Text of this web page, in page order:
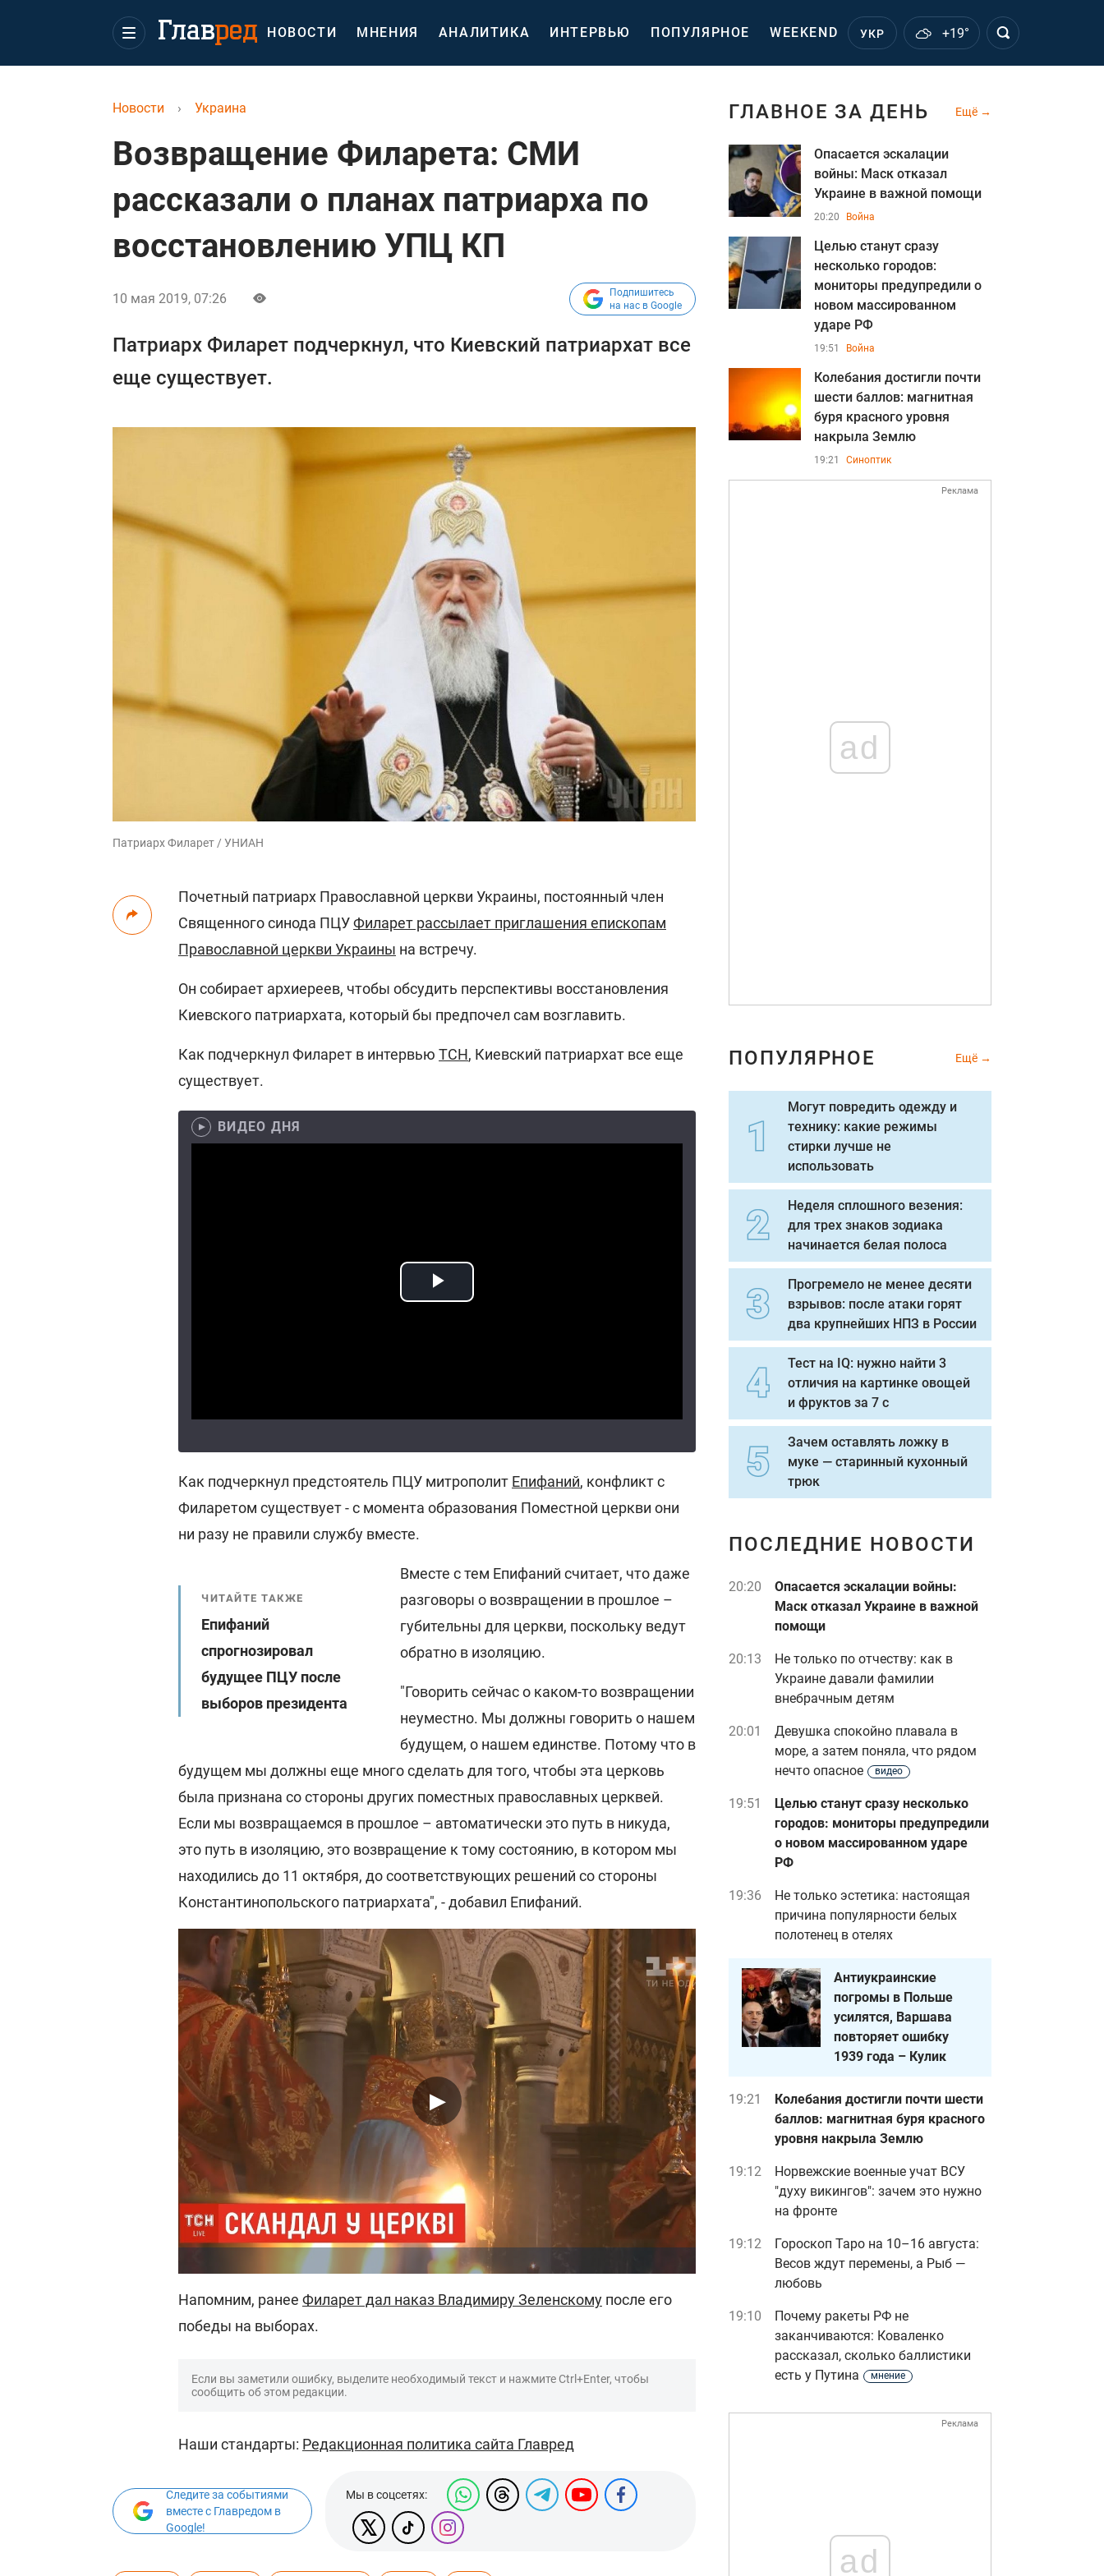
НОВОСТИ МНЕНИЯ АНАЛИТИКА ИНТЕРВЬЮ ПОПУЛЯРНОЕ WEEKEND УКР +19°
Новости › Украина
Возвращение Филарета: СМИ
рассказали о планах патриарха по
восстановлению УПЦ КП
10 мая 2019, 07:26
Подпишитесь
на нас в Google
Патриарх Филарет подчеркнул, что Киевский патриархат все
еще существует.
Патриарх Филарет / УНИАН
Почетный патриарх Православной церкви Украины, постоянный член
Священного синода ПЦУФиларет рассылает приглашения епископам
Православной церкви Украины на встречу.
Он собирает архиереев, чтобы обсудить перспективы восстановления
Киевского патриархата, который бы предпочел сам возглавить.
Как подчеркнул Филарет в интервью ТСН, Киевский патриархат все еще
существует.
ВИДЕО ДНЯ
Как подчеркнул предстоятель ПЦУ митрополит Епифаний, конфликт с
Филаретом существует - с момента образования Поместной церкви они
ни разу не правили службу вместе.
ЧИТАЙТЕ ТАКЖЕ
Епифаний
спрогнозировал
будущее ПЦУ после
выборов президента
Вместе с тем Епифаний считает, что даже
разговоры о возвращении в прошлое –
губительны для церкви, поскольку ведут
обратно в изоляцию.
"Говорить сейчас о каком-то возвращении
неуместно. Мы должны говорить о нашем
будущем, о нашем единстве. Потому что в
будущем мы должны еще много сделать для того, чтобы эта церковь
была признана со стороны других поместных православных церквей.
Если мы возвращаемся в прошлое – автоматически это путь в никуда,
это путь в изоляцию, это возвращение к тому состоянию, в котором мы
находились до 11 октября, до соответствующих решений со стороны
Константинопольского патриархата", - добавил Епифаний.
Напомним, ранее Филарет дал наказ Владимиру Зеленскому после его
победы на выборах.
Если вы заметили ошибку, выделите необходимый текст и нажмите Ctrl+Enter, чтобы
сообщить об этом редакции.
Наши стандарты: Редакционная политика сайта Главред
Следите за событиями
вместе с Главредом в
Google!
Мы в соцсетях:
ГЛАВНОЕ ЗА ДЕНЬ Ещё
Опасается эскалации
войны: Маск отказал
Украине в важной помощи
20:20 Война
Целью станут сразу
несколько городов:
мониторы предупредили о
новом массированном
ударе РФ
19:51 Война
Колебания достигли почти
шести баллов: магнитная
буря красного уровня
накрыла Землю
19:21 Синоптик
Реклама
ad
ПОПУЛЯРНОЕ Ещё
Могут повредить одежду и
технику: какие режимы
стирки лучше не
использовать
Неделя сплошного везения:
для трех знаков зодиака
начинается белая полоса
Прогремело не менее десяти
взрывов: после атаки горят
два крупнейших НПЗ в России
Тест на IQ: нужно найти 3
отличия на картинке овощей
и фруктов за 7 с
Зачем оставлять ложку в
муке — старинный кухонный
трюк
ПОСЛЕДНИЕ НОВОСТИ
20:20
Опасается эскалации войны:
Маск отказал Украине в важной
помощи
20:13
Не только по отчеству: как в
Украине давали фамилии
внебрачным детям
20:01
Девушка спокойно плавала в
море, а затем поняла, что рядом
нечто опасное
видео
19:51
Целью станут сразу несколько
городов: мониторы предупредили
о новом массированном ударе
РФ
19:36
Не только эстетика: настоящая
причина популярности белых
полотенец в отелях
Антиукраинские
погромы в Польше
усилятся, Варшава
повторяет ошибку
1939 года – Кулик
19:21
Колебания достигли почти шести
баллов: магнитная буря красного
уровня накрыла Землю
19:12
Норвежские военные учат ВСУ
"духу викингов": зачем это нужно
на фронте
19:12
Гороскоп Таро на 10–16 августа:
Весов ждут перемены, а Рыб —
любовь
19:10
Почему ракеты РФ не
заканчиваются: Коваленко
рассказал, сколько баллистики
есть у Путина
мнение
Реклама
ad